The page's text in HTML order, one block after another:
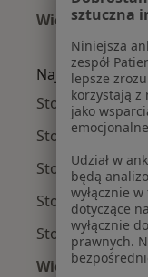
Więcej (15)
Więcej w
Stomatolodzy z
Stomatolodzy z
Stomatolodzy z
Stomatolodzy z
Stomatolodzy z
Więcej (9)
sztuczna
Niniejsza
zespół
lepsze
korzystają
jako
Udział w
będą
wyłącznie
dotyczące
wyłącznie
prawnych.